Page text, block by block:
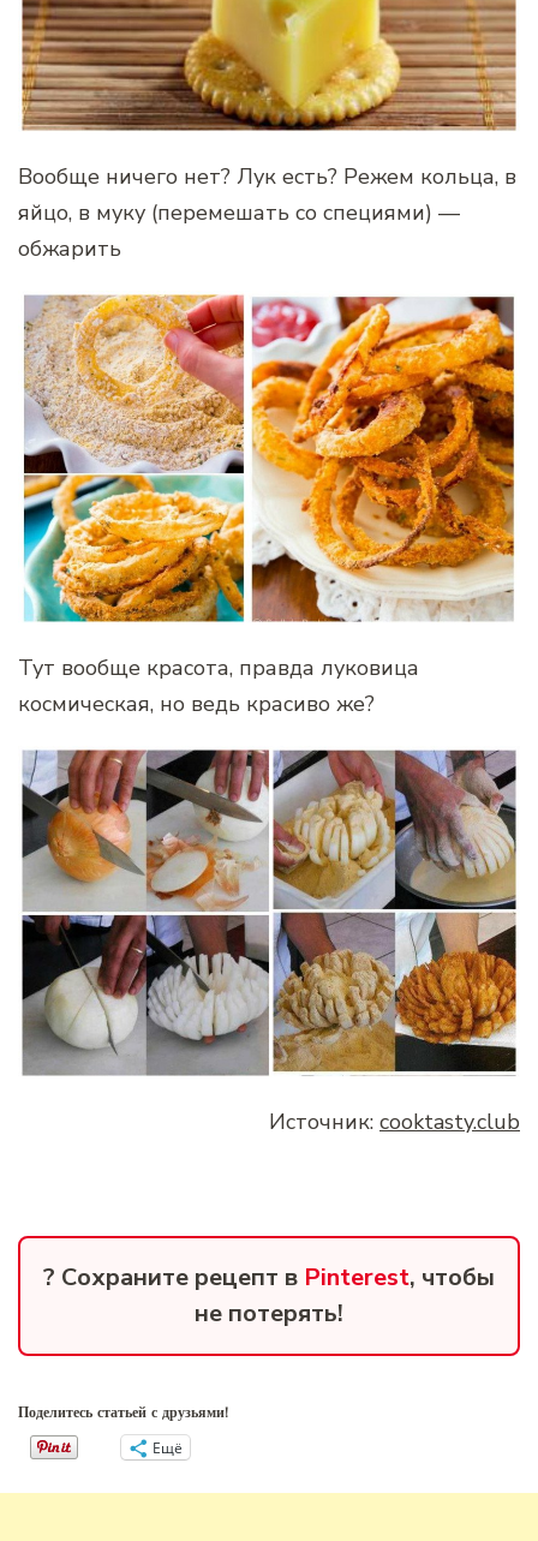
Вообще ничего нет? Лук есть? Режем кольца, в
яйцо, в муку (перемешать со специями) —
обжарить
Тут вообще красота, правда луковица
космическая, но ведь красиво же?
Источник: cooktasty.club
? Сохраните рецепт в Pinterest, чтобы
не потерять!
Поделитесь статьей с друзьями!
Ещё